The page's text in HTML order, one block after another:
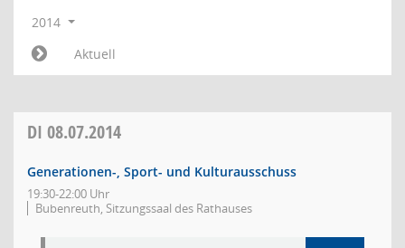
2014
Aktuell
DI 08.07.2014
Generationen-, Sport- und Kulturausschuss
19:30-22:00 Uhr
Bubenreuth, Sitzungssaal des Rathauses